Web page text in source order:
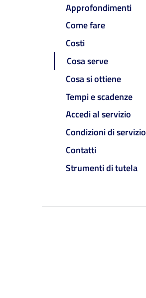
Approfondimenti
Come fare
Costi
Cosa serve
Cosa si ottiene
Tempi e scadenze
Accedi al servizio
Condizioni di servizio
Contatti
Strumenti di tutela